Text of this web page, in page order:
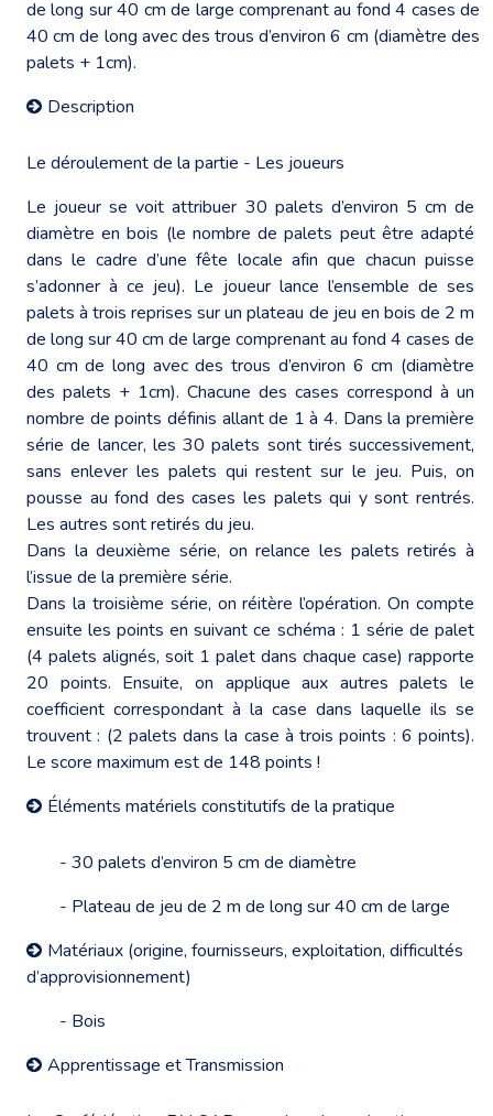
de long sur 40 cm de large comprenant au fond 4 cases de
40 cm de long avec des trous d’environ 6 cm (diamètre des
palets + 1cm).
Description
Le déroulement de la partie - Les joueurs
Le joueur se voit attribuer 30 palets d’environ 5 cm de
diamètre en bois (le nombre de palets peut être adapté
dans le cadre d’une fête locale afin que chacun puisse
s’adonner à ce jeu). Le joueur lance l’ensemble de ses
palets à trois reprises sur un plateau de jeu en bois de 2 m
de long sur 40 cm de large comprenant au fond 4 cases de
40 cm de long avec des trous d’environ 6 cm (diamètre
des palets + 1cm). Chacune des cases correspond à un
nombre de points définis allant de 1 à 4. Dans la première
série de lancer, les 30 palets sont tirés successivement,
sans enlever les palets qui restent sur le jeu. Puis, on
pousse au fond des cases les palets qui y sont rentrés.
Les autres sont retirés du jeu.
Dans la deuxième série, on relance les palets retirés à
l’issue de la première série.
Dans la troisième série, on réitère l’opération. On compte
ensuite les points en suivant ce schéma : 1 série de palet
(4 palets alignés, soit 1 palet dans chaque case) rapporte
20 points. Ensuite, on applique aux autres palets le
coefficient correspondant à la case dans laquelle ils se
trouvent : (2 palets dans la case à trois points : 6 points).
Le score maximum est de 148 points !
Éléments matériels constitutifs de la pratique
- 30 palets d’environ 5 cm de diamètre
- Plateau de jeu de 2 m de long sur 40 cm de large
Matériaux (origine, fournisseurs, exploitation, difficultés
d’approvisionnement)
- Bois
Apprentissage et Transmission